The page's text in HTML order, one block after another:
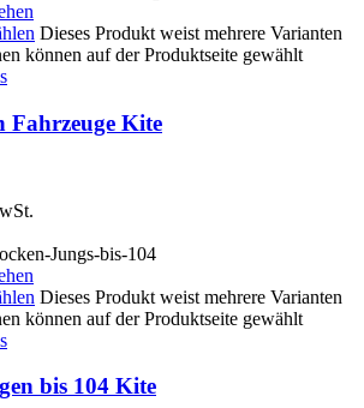
Dieses Produkt weist mehrere Varianten
können auf der Produktseite gewählt
Fahrzeuge Kite
Dieses Produkt weist mehrere Varianten
können auf der Produktseite gewählt
bis 104 Kite